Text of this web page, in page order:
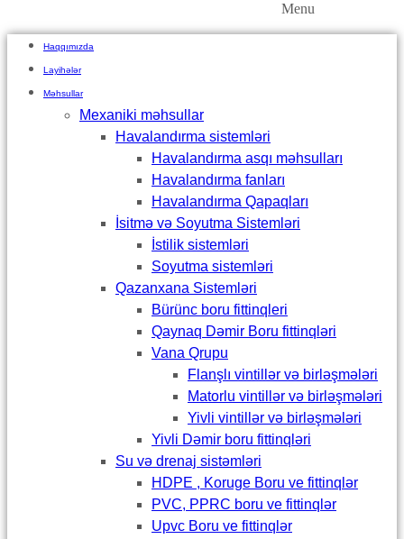
Menu
Haqqımızda
Layihələr
Məhsullar
Mexaniki məhsullar
Havalandırma sistemləri
Havalandırma asqı məhsulları
Havalandırma fanları
Havalandırma Qapaqları
İsitmə və Soyutma Sistemləri
İstilik sistemləri
Soyutma sistemləri
Qazanxana Sistemləri
Bürünc boru fittinqleri
Qaynaq Dəmir Boru fittinqləri
Vana Qrupu
Flanşlı vintillər və birləşmələri
Matorlu vintillər və birləşmələri
Yivli vintillər və birləşmələri
Yivli Dəmir boru fittinqləri
Su və drenaj sistəmləri
HDPE , Koruge Boru ve fittinqlər
PVC, PPRC boru ve fittinqlər
Upvc Boru ve fittinqlər